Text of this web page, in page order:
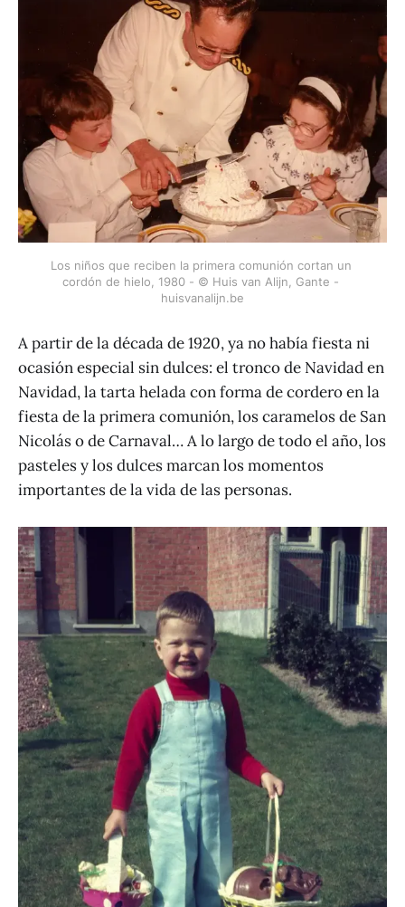
Los niños que reciben la primera comunión cortan un
cordón de hielo, 1980 - © Huis van Alijn, Gante -
huisvanalijn.be
A partir de la década de 1920, ya no había fiesta ni
ocasión especial sin dulces: el tronco de Navidad en
Navidad, la tarta helada con forma de cordero en la
fiesta de la primera comunión, los caramelos de San
Nicolás o de Carnaval… A lo largo de todo el año, los
pasteles y los dulces marcan los momentos
importantes de la vida de las personas.